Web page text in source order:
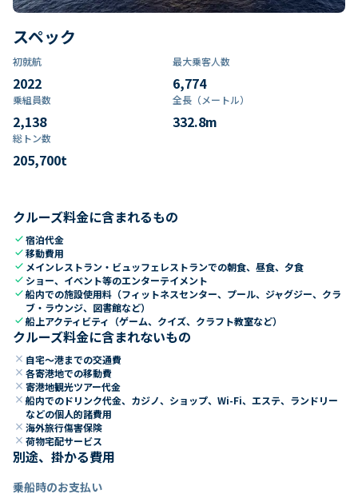
スペック
初就航
2022
最大乗客人数
6,774
乗組員数​
2,138
全長（メートル）
332.8m
総トン数​
205,700t
クルーズ料金に含まれるもの
check宿泊代金
check移動費用
check メインレストラン・ビュッフェレストランでの朝食、昼食、夕食
check ショー、イベント等のエンターテイメント
check船内での施設使用料（フィットネスセンター、プール、ジャグジー、クラ
ブ・ラウンジ、図書館など）
check船上アクティビティ（ゲーム、クイズ、クラフト教室など）
クルーズ料金に含まれないもの
close 自宅～港までの交通費
close 各寄港地での移動費
close 寄港地観光ツアー代金
close 船内でのドリンク代金、カジノ、ショップ、Wi-Fi、エステ、ランドリー
などの個人的諸費用
close 海外旅行傷害保険
close 荷物宅配サービス
別途、掛かる費用
乗船時のお支払い